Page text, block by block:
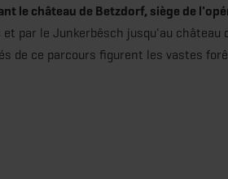
le château de Betzdorf, siège de
par le Junkerbësch jusqu'au
de ce parcours figurent les vastes